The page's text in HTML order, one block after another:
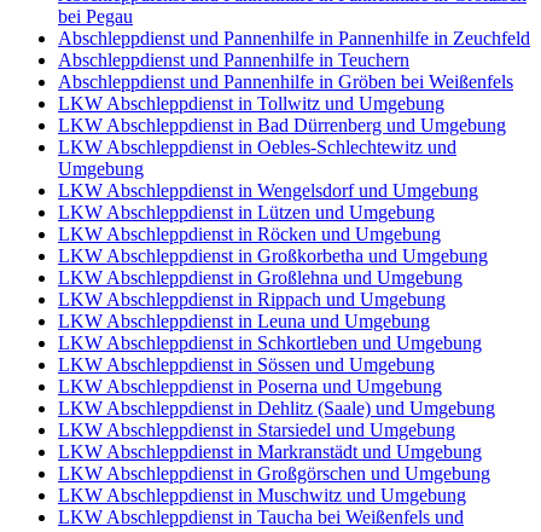
bei Pegau
Abschleppdienst und Pannenhilfe in Pannenhilfe in Zeuchfeld
Abschleppdienst und Pannenhilfe in Teuchern
Abschleppdienst und Pannenhilfe in Gröben bei Weißenfels
LKW Abschleppdienst in Tollwitz und Umgebung
LKW Abschleppdienst in Bad Dürrenberg und Umgebung
LKW Abschleppdienst in Oebles-Schlechtewitz und
Umgebung
LKW Abschleppdienst in Wengelsdorf und Umgebung
LKW Abschleppdienst in Lützen und Umgebung
LKW Abschleppdienst in Röcken und Umgebung
LKW Abschleppdienst in Großkorbetha und Umgebung
LKW Abschleppdienst in Großlehna und Umgebung
LKW Abschleppdienst in Rippach und Umgebung
LKW Abschleppdienst in Leuna und Umgebung
LKW Abschleppdienst in Schkortleben und Umgebung
LKW Abschleppdienst in Sössen und Umgebung
LKW Abschleppdienst in Poserna und Umgebung
LKW Abschleppdienst in Dehlitz (Saale) und Umgebung
LKW Abschleppdienst in Starsiedel und Umgebung
LKW Abschleppdienst in Markranstädt und Umgebung
LKW Abschleppdienst in Großgörschen und Umgebung
LKW Abschleppdienst in Muschwitz und Umgebung
LKW Abschleppdienst in Taucha bei Weißenfels und